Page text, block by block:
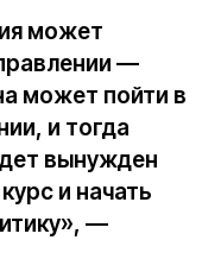
может
—
может пойти в
и тогда
вынужден
и начать
—